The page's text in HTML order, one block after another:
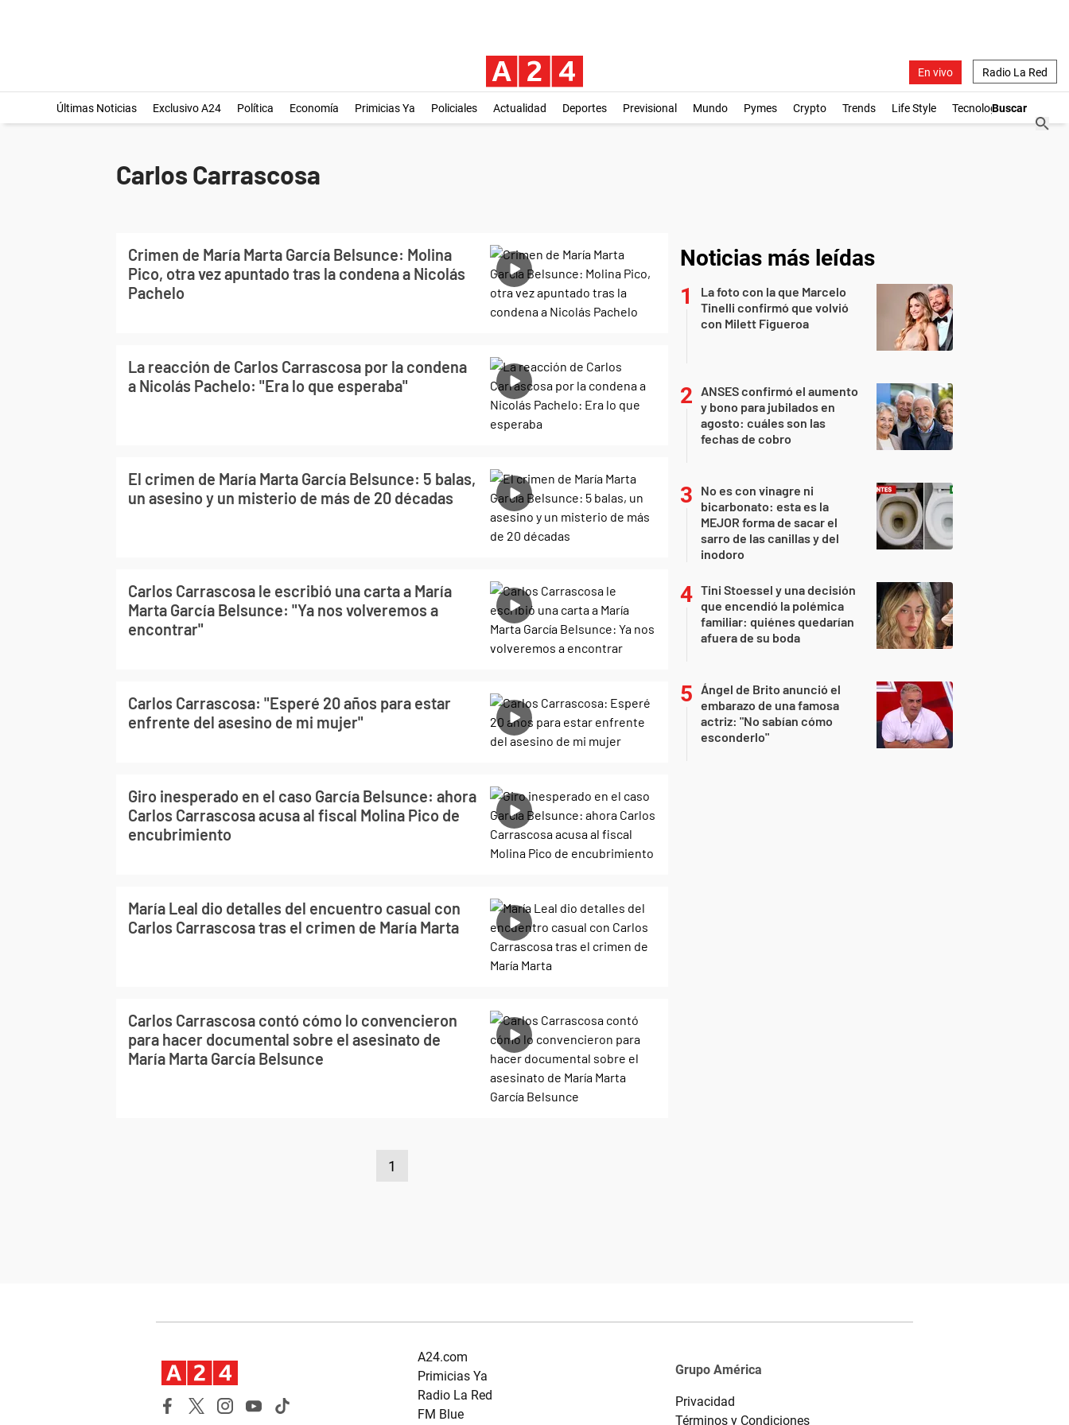
En vivo Radio La Red
Últimas Noticias Exclusivo A24 Política Economía Primicias Ya Policiales Actualidad Deportes Previsional Mundo Pymes Crypto Trends Life Style Tecnología
Carlos Carrascosa
Crimen de María Marta García Belsunce: Molina
Pico, otra vez apuntado tras la condena a Nicolás
Pachelo
La reacción de Carlos Carrascosa por la condena
a Nicolás Pachelo: "Era lo que esperaba"
El crimen de María Marta García Belsunce: 5 balas,
un asesino y un misterio de más de 20 décadas
Carlos Carrascosa le escribió una carta a María
Marta García Belsunce: "Ya nos volveremos a
encontrar"
Carlos Carrascosa: "Esperé 20 años para estar
enfrente del asesino de mi mujer"
Giro inesperado en el caso García Belsunce: ahora
Carlos Carrascosa acusa al fiscal Molina Pico de
encubrimiento
María Leal dio detalles del encuentro casual con
Carlos Carrascosa tras el crimen de María Marta
Carlos Carrascosa contó cómo lo convencieron
para hacer documental sobre el asesinato de
María Marta García Belsunce
1
Noticias más leídas
La foto con la que Marcelo
Tinelli confirmó que volvió
con Milett Figueroa
ANSES confirmó el aumento
y bono para jubilados en
agosto: cuáles son las
fechas de cobro
No es con vinagre ni
bicarbonato: esta es la
MEJOR forma de sacar el
sarro de las canillas y del
inodoro
Tini Stoessel y una decisión
que encendió la polémica
familiar: quiénes quedarían
afuera de su boda
Ángel de Brito anunció el
embarazo de una famosa
actriz: "No sabían cómo
esconderlo"
A24.com
Primicias Ya
Radio La Red
FM Blue
Grupo América
Privacidad
Términos y Condiciones